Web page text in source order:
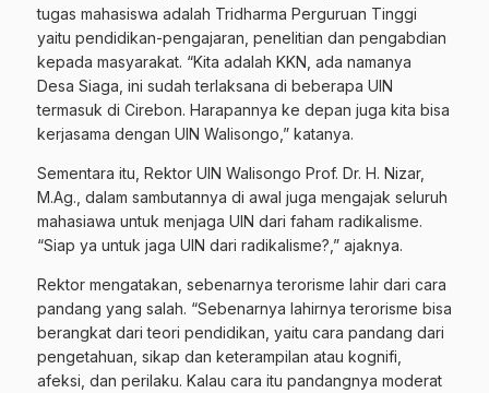
tugas mahasiswa adalah Tridharma Perguruan Tinggi
yaitu pendidikan-pengajaran, penelitian dan pengabdian
kepada masyarakat. “Kita adalah KKN, ada namanya
Desa Siaga, ini sudah terlaksana di beberapa UIN
termasuk di Cirebon. Harapannya ke depan juga kita bisa
kerjasama dengan UIN Walisongo,” katanya.
Sementara itu, Rektor UIN Walisongo Prof. Dr. H. Nizar,
M.Ag., dalam sambutannya di awal juga mengajak seluruh
mahasiawa untuk menjaga UIN dari faham radikalisme.
“Siap ya untuk jaga UIN dari radikalisme?,” ajaknya.
Rektor mengatakan, sebenarnya terorisme lahir dari cara
pandang yang salah. “Sebenarnya lahirnya terorisme bisa
berangkat dari teori pendidikan, yaitu cara pandang dari
pengetahuan, sikap dan keterampilan atau kognifi,
afeksi, dan perilaku. Kalau cara itu pandangnya moderat